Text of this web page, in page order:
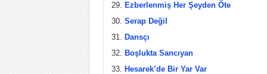
Ezberlenmiş Her Şeyden Öte
Serap Değil
Dansçı
Boşlukta Sancıyan
Hesarek’de Bir Yar Var